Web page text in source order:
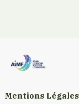
Mentions Légales